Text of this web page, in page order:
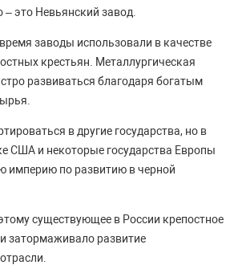
это Невьянский завод.
заводы использовали в качестве
крестьян. Металлургическая
развиваться благодаря богатым
в другие государства, но в
США и некоторые государства Европы
империю по развитию в черной
существующее в России крепостное
затормаживало развитие